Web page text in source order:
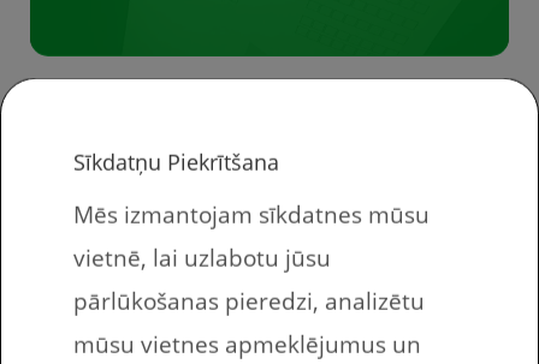
Lejuplādē
bezmaksas
uzdevumus bērniem.
Sīkdatņu Piekrītšana
Mēs izmantojam sīkdatnes mūsu
vietnē, lai uzlabotu jūsu
pārlūkošanas pieredzi, analizētu
mūsu vietnes apmeklējumus un